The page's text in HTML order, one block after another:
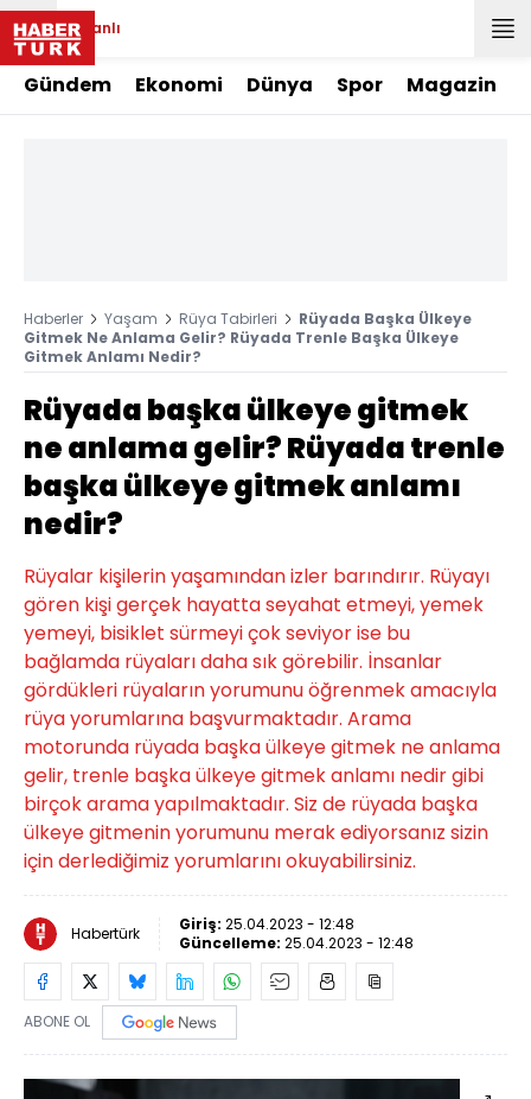
Canlı
Gündem Ekonomi Dünya Spor Magazin
Haberler Yaşam Rüya Tabirleri
Rüyada Başka Ülkeye
Gitmek Ne Anlama Gelir? Rüyada Trenle Başka Ülkeye
Gitmek Anlamı Nedir?
Rüyada başka ülkeye gitmek
ne anlama gelir? Rüyada trenle
başka ülkeye gitmek anlamı
nedir?
Rüyalar kişilerin yaşamından izler barındırır. Rüyayı
gören kişi gerçek hayatta seyahat etmeyi, yemek
yemeyi, bisiklet sürmeyi çok seviyor ise bu
bağlamda rüyaları daha sık görebilir. İnsanlar
gördükleri rüyaların yorumunu öğrenmek amacıyla
rüya yorumlarına başvurmaktadır. Arama
motorunda rüyada başka ülkeye gitmek ne anlama
gelir, trenle başka ülkeye gitmek anlamı nedir gibi
birçok arama yapılmaktadır. Siz de rüyada başka
ülkeye gitmenin yorumunu merak ediyorsanız sizin
için derlediğimiz yorumlarını okuyabilirsiniz.
Habertürk Giriş: 25.04.2023 - 12:48
Güncelleme: 25.04.2023 - 12:48
ABONE OL